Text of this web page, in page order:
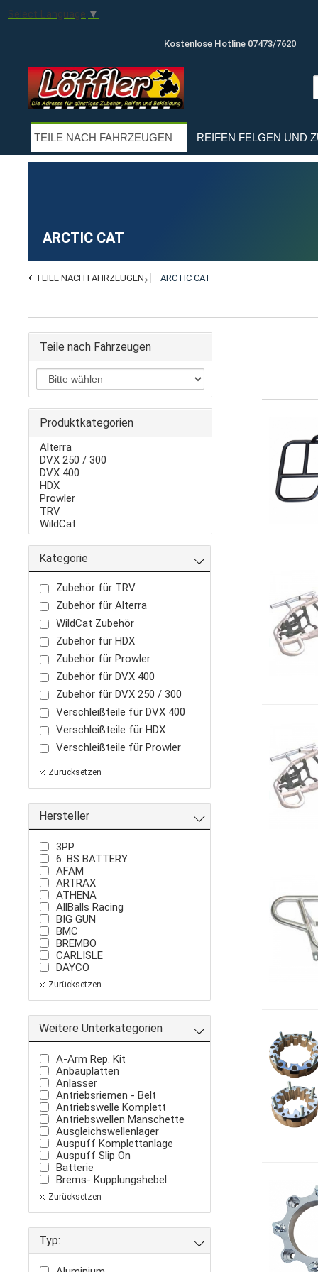
Select Language ▼
Kostenlose Hotline 07473/7620
TEILE NACH FAHRZEUGEN REIFEN FELGEN UND
ARCTIC CAT
TEILE NACH FAHRZEUGEN ARCTIC CAT
Teile nach Fahrzeugen
Produktkategorien
Alterra
DVX 250 / 300
DVX 400
HDX
Prowler
TRV
WildCat
Kategorie
Zubehör für TRV
Zubehör für Alterra
WildCat Zubehör
Zubehör für HDX
Zubehör für Prowler
Zubehör für DVX 400
Zubehör für DVX 250 / 300
Verschleißteile für DVX 400
Verschleißteile für HDX
Verschleißteile für Prowler
Verschleißteile f. DVX 250 /
300
Verschleißteile für TRV
Verschleißteile für Alterra
Zurücksetzen
Hersteller
3PP
6. BS BATTERY
AFAM
ARTRAX
ATHENA
AllBalls Racing
BIG GUN
BMC
BREMBO
CARLISLE
DAYCO
DID
Direction2
Dragonfire
EK-Chain
Electrosport
GoldFren
HifloFilter
Hot Rods
Hotcams
HuR
ITP
Iron Baltic
JT Sprockets
K&N
KIMPEX
KW automotive
Kolpin DirtWorks
LQ-Racing
LQ-Racing
NISSIN
Newfrem
ProBrake
Zurücksetzen
Weitere Unterkategorien
A-Arm Rep. Kit
Anbauplatten
Anlasser
Antriebsriemen - Belt
Antriebswelle Komplett
Antriebswellen Manschette
Ausgleichswellenlager
Auspuff Komplettanlage
Auspuff Slip On
Batterie
Brems- Kupplungshebel
Bremsbelag
Bremsbelag + Scheibe
Bremsen Rep. Kit
Bremsscheibe
Bremszange - Sattel
CDI
Dichtung
Zurücksetzen
Typ: